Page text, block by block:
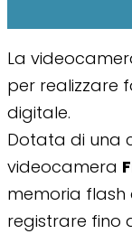
La
per realizzare
digitale.
Dotata di una
videocamera
memoria flash
registrare fino